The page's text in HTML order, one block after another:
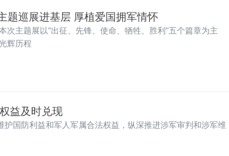
题巡展进基层 厚植爱国拥军情怀
主题展以“出征、先锋、使命、牺牲、胜利”五个篇章为主
辉历程
绿色通道 推动胜诉权益及时兑现
国防利益和军人军属合法权益，纵深推进涉军审判和涉军维